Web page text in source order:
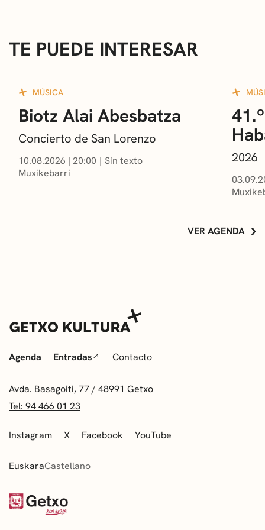
TE PUEDE INTERESAR
MÚSICA
Biotz Alai Abesbatza
Concierto de San Lorenzo
10.08.2026 | 20:00
Sin texto
Muxikebarri
2026
VER AGENDA
Agenda Entradas Contacto
Avda. Basagoiti, 77 / 48991 Getxo
Tel: 94 466 01 23
Instagram X Facebook YouTube
EuskaraCastellano